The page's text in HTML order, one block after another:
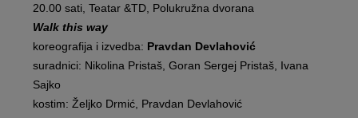
20.00 sati, Teatar &TD, Polukružna dvorana
Walk this way
koreografija i izvedba: Pravdan Devlahović
suradnici: Nikolina Pristaš, Goran Sergej Pristaš, Ivana
Sajko
kostim: Željko Drmić, Pravdan Devlahović